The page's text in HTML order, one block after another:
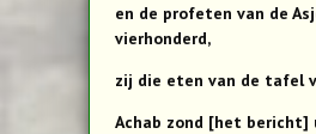
en de profeten van de
vierhonderd,
zij die eten van de tafel
Achab zond [het bericht]